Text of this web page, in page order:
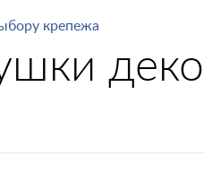
крепежа